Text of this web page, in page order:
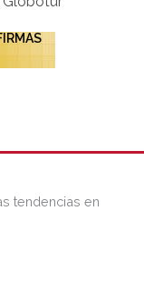
tendencias en